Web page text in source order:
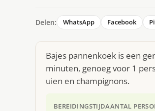
Delen: WhatsApp Facebook
Bajes pannenkoek is een
minuten, genoeg voor 1
uien en champignons.
BEREIDINGSTIJDAANTAL